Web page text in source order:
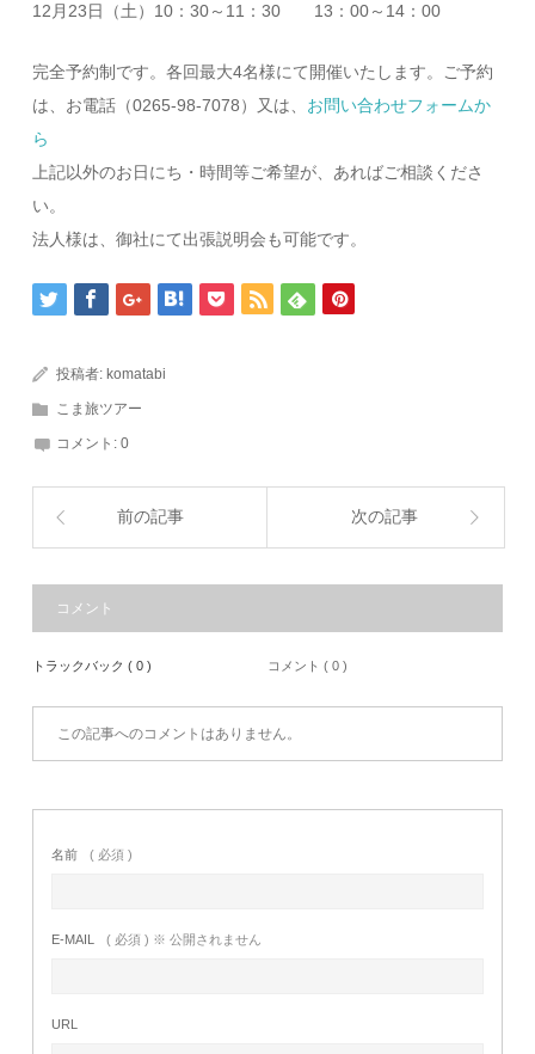
12月23日（土）10：30～11：30 13：00～14：00
完全予約制です。各回最大4名様にて開催いたします。ご予約
は、お電話（0265-98-7078）又は、 お問い合わせフォームか
ら
上記以外のお日にち・時間等ご希望が、あればご相談くださ
い。
法人様は、御社にて出張説明会も可能です。
投稿者: komatabi
こま旅ツアー
コメント:0
前の記事 次の記事
コメント
トラックバック ( 0 ) コメント ( 0 )
この記事へのコメントはありません。
名前 ( 必須 )
E-MAIL ( 必須 ) ※ 公開されません
URL